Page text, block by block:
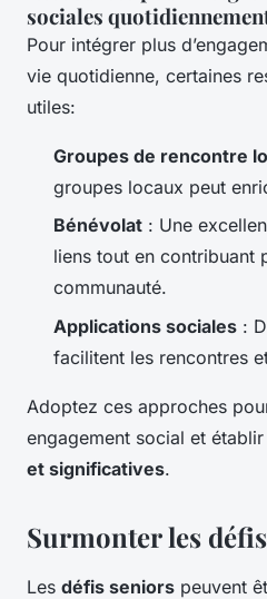
sociales
Pour intégrer plus
vie quotidienne, certaines
utiles:
Groupes de rencontre
groupes locaux peut
Bénévolat : Une
liens tout en contribuant
communauté.
Applications sociales :
facilitent les rencontres
Adoptez ces approches
engagement social et
et significatives.
Surmonter les défis
Les défis seniors peuvent